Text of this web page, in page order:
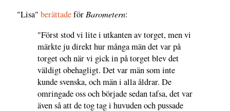
"Lisa" berättadeförBarometern:
"Först stod vi lite i utkanten av torget, men vi
märkte ju direkt hur många män det var på
torget och när vi gick in på torget blev det
väldigt obehagligt. Det var män som inte
kunde svenska, och män i alla åldrar. De
omringade oss och började sedan tafsa, det var
även så att de tog tag i huvuden och pussade